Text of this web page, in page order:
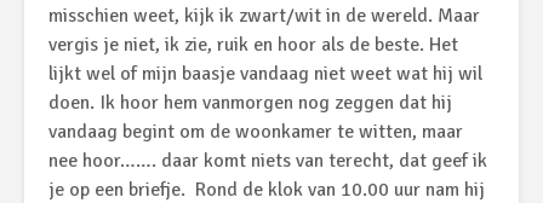
misschien weet, kijk ik zwart/wit in de wereld. Maar
vergis je niet, ik zie, ruik en hoor als de beste. Het
lijkt wel of mijn baasje vandaag niet weet wat hij wil
doen. Ik hoor hem vanmorgen nog zeggen dat hij
vandaag begint om de woonkamer te witten, maar
nee hoor……. daar komt niets van terecht, dat geef ik
je op een briefje. Rond de klok van 10.00 uur nam hij